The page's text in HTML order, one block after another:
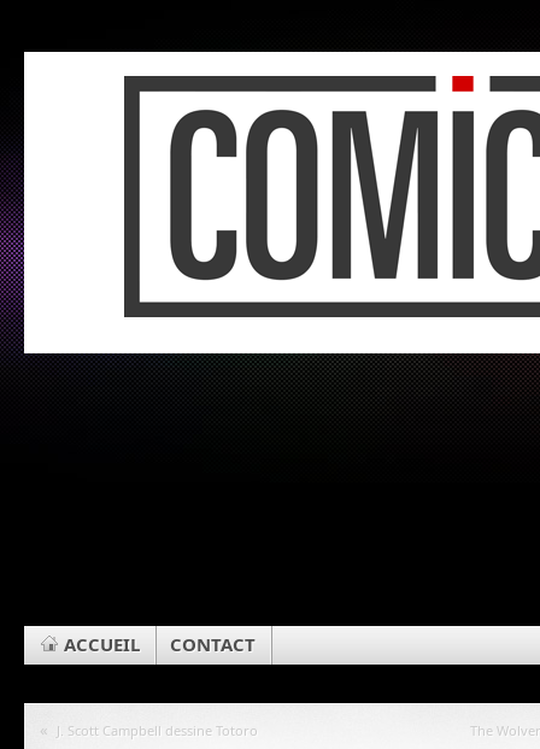
ACCUEIL CONTACT
« J. Scott Campbell dessine Totoro The